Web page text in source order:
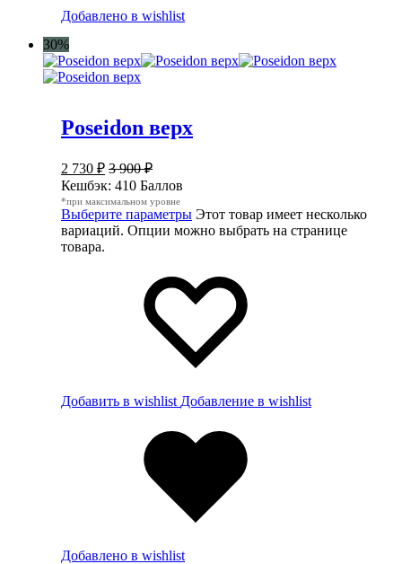
Добавлено в wishlist
30%
Poseidon верх
2 730 ₽ 3 900₽
Кешбэк: 410 Баллов
*при максимальном уровне
Выберите параметры Этот товар имеет несколько
вариаций. Опции можно выбрать на странице
товара.
Добавить в wishlist Добавление в wishlist
Добавлено в wishlist